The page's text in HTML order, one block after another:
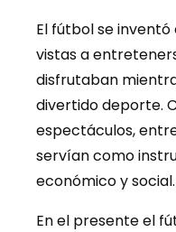
El fútbol se
vistas a
disfrutaban
divertido deporte.
espectáculos,
servían como
económico y social.
En el presente el